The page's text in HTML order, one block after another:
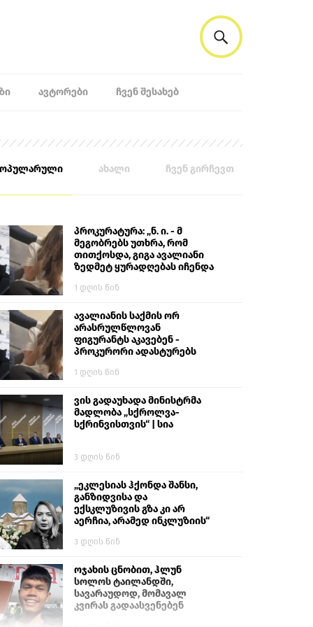
ᲐᲕᲢᲝᲠᲔᲑᲘ ᲩᲕᲔᲜ ᲨᲔᲡᲐᲮᲔᲑ
ახალი ჩვენ გირჩევთ
პროკურატურა: „ნ. ი. - მ
მეგობრებს უთხრა, რომ
თითქოსდა, გიგა ავალიანი
ზედმეტ ყურადღებას იჩენდა
ალექსანდრე გაბაშვილი
გიგა ავალიანს“
1 დღის წინ
ავალიანის საქმის ორ
არასრულწლოვან
ფიგურანტს აკავებენ -
პროკურორი ადასტურებს
1 დღის წინ
ვის გადაუხადა მინისტრმა
მადლობა „სქროლვა-
სქრინვისთვის“ | სია
3 დღის წინ
„ეკლესიას ჰქონდა შანსი,
განზიდვისა და
ექსკლუზივის გზა კი არ
აერჩია, არამედ ინკლუზიის“
3 დღის წინ
ოჯახის ცნობით, ჰლუნ
სოლოს ტაილანდში,
სავარაუდოდ, მომავალ
კვირას გადაასვენებენ